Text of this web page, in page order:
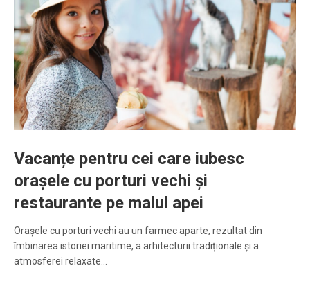
Vacanțe pentru cei care iubesc
orașele cu porturi vechi și
restaurante pe malul apei
Orașele cu porturi vechi au un farmec aparte, rezultat din
îmbinarea istoriei maritime, a arhitecturii tradiționale și a
atmosferei relaxate…